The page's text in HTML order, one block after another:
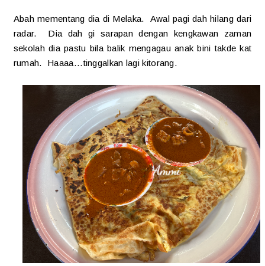
Abah mementang dia di Melaka. Awal pagi dah hilang dari
radar. Dia dah gi sarapan dengan kengkawan zaman
sekolah dia pastu bila balik mengagau anak bini takde kat
rumah. Haaaa...tinggalkan lagi kitorang.